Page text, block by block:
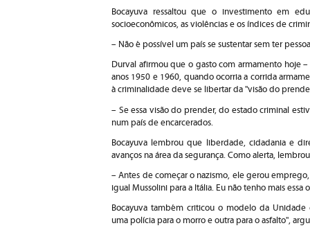
Bocayuva ressaltou que o investimento em
socioeconômicos, as violências e os índices de
– Não é possível um país se sustentar sem ter
Durval afirmou que o gasto com armamento hoje
anos 1950 e 1960, quando ocorria a corrida
à criminalidade deve se libertar da "visão do
– Se essa visão do prender, do estado criminal
num país de encarcerados.
Bocayuva lembrou que liberdade, cidadania e
avanços na área da segurança. Como alerta,
– Antes de começar o nazismo, ele gerou
igual Mussolini para a Itália. Eu não tenho mais essa
Bocayuva também criticou o modelo da Unidade
uma polícia para o morro e outra para o asfalto",